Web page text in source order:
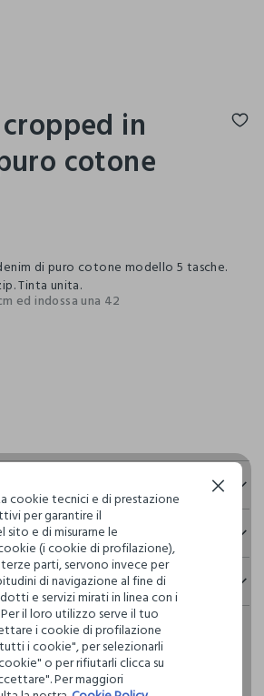
in
cotone
di puro cotone modello 5 tasche.
Tinta unita.
ed indossa una 42
30°C - PROCEDURA NORMALE
PROFESSIONALE CON
viene sottoposto a test chimico-
il rispetto dei limiti che abbiamo
chimiche, talvolta anche più
previsti dalla normativa
i dettagli
consegna del tuo ordine online per
i prodotti che hai acquistato.
cookie tecnici e di prestazione
per garantire il
e di misurarne le
(i cookie di profilazione),
parti, servono invece per
di navigazione al fine di
e servizi mirati in linea con i
il loro utilizzo serve il tuo
i cookie di profilazione
i cookie", per selezionarli
o per rifiutarli clicca su
Per maggiori
Continua senza accettare